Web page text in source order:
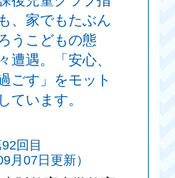
、家でもたぶん
うこどもの態
遭遇。「安心、
ごす」をモット
ています。
回目
月07日更新）